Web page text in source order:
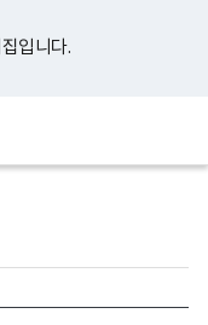
입니다.
검